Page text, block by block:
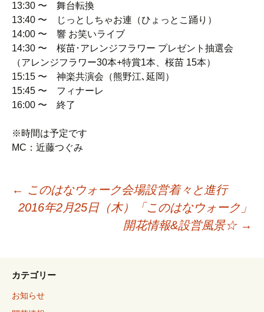
13:30 〜 舞台転換
13:40 〜 じっとしちゃお連（ひょっとこ踊り）
14:00 〜 響 お笑いライブ
14:30 〜 桜苗･アレンジフラワー プレゼント抽選会
（アレンジフラワー30本+特賞1本、桜苗 15本）
15:15 〜 神楽共演会（熊野江､延岡）
15:45 〜 フィナーレ
16:00 〜 終了
※時間は予定です
MC：近藤つぐみ
← このはなウォーク会場設営着々と進行
2016年2月25日（木）「このはなウォーク」
開花情報&設営風景☆ →
カテゴリー
お知らせ